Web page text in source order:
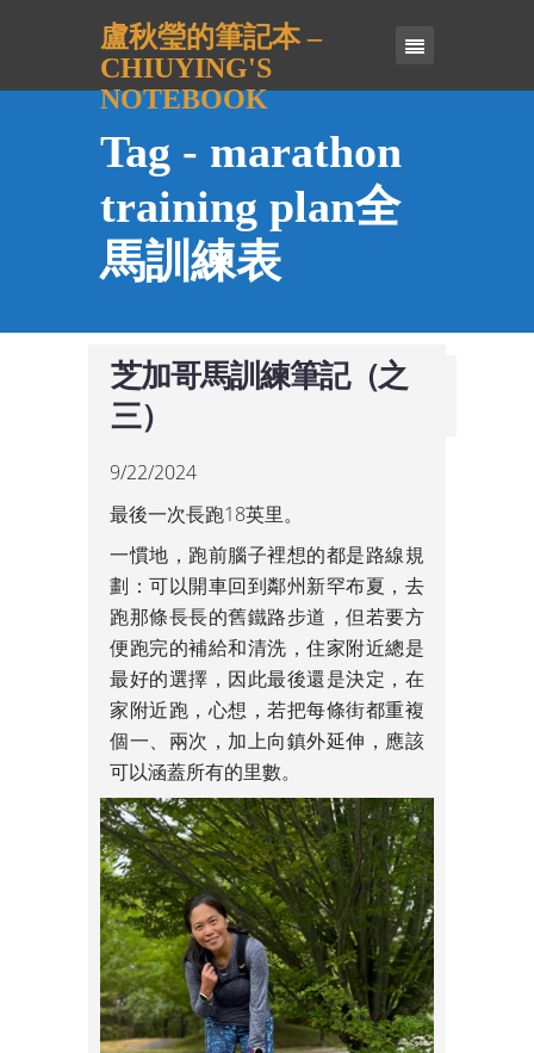
盧秋瑩的筆記本 –
CHIUYING'S
NOTEBOOK
Tag - marathon
training plan全
馬訓練表
芝加哥馬訓練筆記（之
三）
9/22/2024
最後一次長跑18英里。
一慣地，跑前腦子裡想的都是路線規
劃：可以開車回到鄰州新罕布夏，去
跑那條長長的舊鐵路步道，但若要方
便跑完的補給和清洗，住家附近總是
最好的選擇，因此最後還是決定，在
家附近跑，心想，若把每條街都重複
個一、兩次，加上向鎮外延伸，應該
可以涵蓋所有的里數。